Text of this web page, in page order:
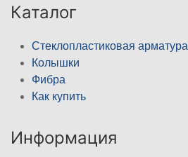
Каталог
Стеклопластиковая арматура
Колышки
Фибра
Как купить
Информация